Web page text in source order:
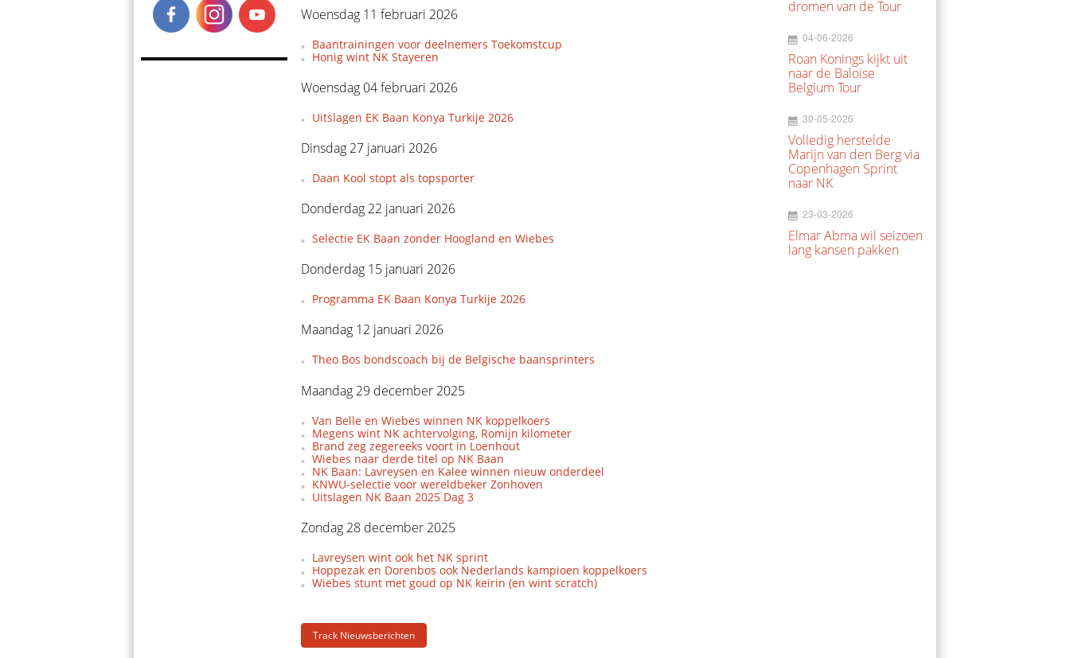
Woensdag 11 februari 2026
Baantrainingen voor deelnemers Toekomstcup
Honig wint NK Stayeren
Woensdag 04 februari 2026
Uitslagen EK Baan Konya Turkije 2026
Dinsdag 27 januari 2026
Daan Kool stopt als topsporter
Donderdag 22 januari 2026
Selectie EK Baan zonder Hoogland en Wiebes
Donderdag 15 januari 2026
Programma EK Baan Konya Turkije 2026
Maandag 12 januari 2026
Theo Bos bondscoach bij de Belgische baansprinters
Maandag 29 december 2025
Van Belle en Wiebes winnen NK koppelkoers
Megens wint NK achtervolging, Romijn kilometer
Brand zeg zegereeks voort in Loenhout
Wiebes naar derde titel op NK Baan
NK Baan: Lavreysen en Kalee winnen nieuw onderdeel
KNWU-selectie voor wereldbeker Zonhoven
Uitslagen NK Baan 2025 Dag 3
Zondag 28 december 2025
Lavreysen wint ook het NK sprint
Hoppezak en Dorenbos ook Nederlands kampioen koppelkoers
Wiebes stunt met goud op NK keirin (en wint scratch)
Track Nieuwsberichten
dromen van de Tour
04-06-2026
Roan Konings kijkt uit
naar de Baloise
Belgium Tour
30-05-2026
Volledig herstelde
Marijn van den Berg via
Copenhagen Sprint
naar NK
23-03-2026
Elmar Abma wil seizoen
lang kansen pakken